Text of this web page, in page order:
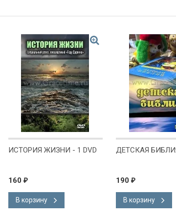
ИСТОРИЯ ЖИЗНИ - 1 DVD
160 ₽
В корзину
ДЕТСКАЯ
190 ₽
В корзину